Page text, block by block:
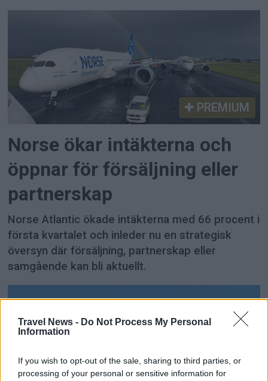
Travel News - Do Not Process My Personal
Information
If you wish to opt-out of the sale, sharing to third parties, or
processing of your personal or sensitive information for
PREMIUM
Norse ökar intäkterna och
öppnar för försäljning eller
partnerskap
Norse Atlantic ökade intäkterna med 66 procent i
första kvartalet och inleder nu en strategisk
översyn där försäljning, partnerskap eller
samgående kan bli aktuellt.